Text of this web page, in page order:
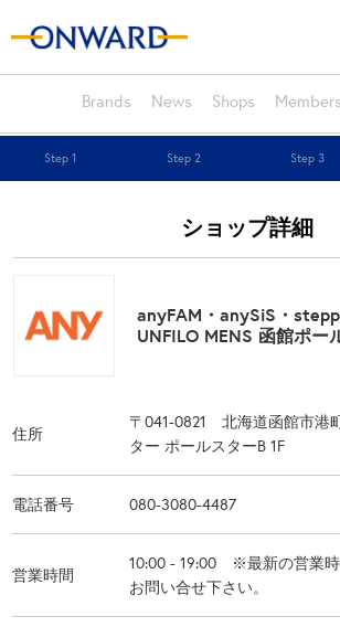
Brands
News Shops Members
Step 1 Step 2 Step 3
ショップ詳細
anyFAM・anySiS・
UNFILO MENS 函館ポー
住所
〒041-0821 北海道函館市港
ター ポールスターB 1F
電話番号 080-3080-4487
営業時間
10:00 - 19:00 ※最新の営業
お問い合せ下さい。